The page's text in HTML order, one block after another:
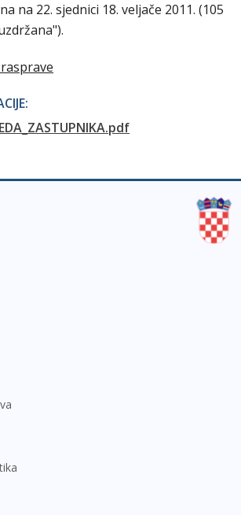
na 22. sjednici 18. veljače 2011. (105
izbornik